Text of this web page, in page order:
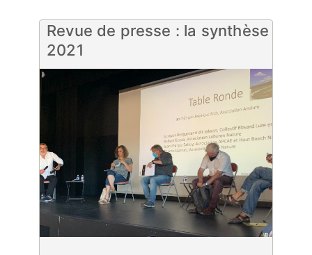
Revue de presse : la synthèse
2021